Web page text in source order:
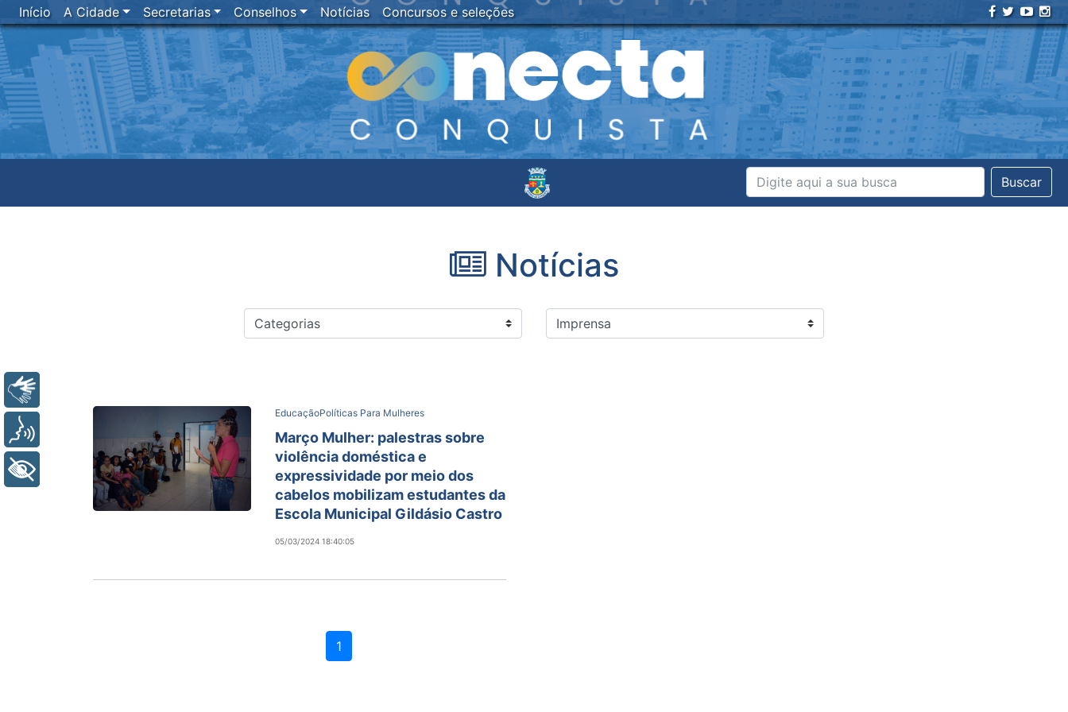
Início A Cidade Secretarias Conselhos Notícias Concursos e seleções
Buscar
Notícias
EducaçãoPolíticas Para Mulheres
Março Mulher: palestras sobre
violência doméstica e
expressividade por meio dos
cabelos mobilizam estudantes da
Escola Municipal Gildásio Castro
05/03/2024 18:40:05
1
+ Acessibilidade